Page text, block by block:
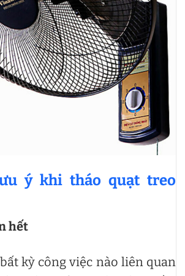
ý khi tháo quạt treo
hết
kỳ công việc nào liên quan